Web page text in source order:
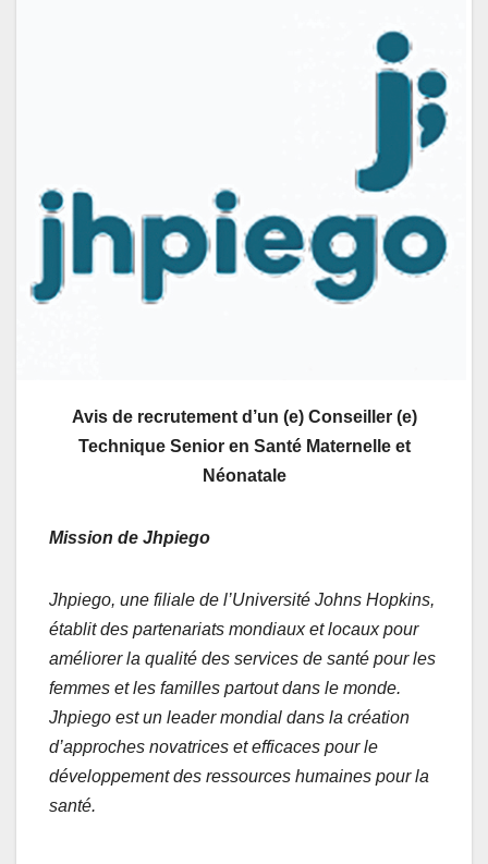
Avis de recrutement d’un (e) Conseiller (e)
Technique Senior en Santé Maternelle et
Néonatale
Mission de Jhpiego
Jhpiego, une filiale de l’Université Johns Hopkins,
établit des partenariats mondiaux et locaux pour
améliorer la qualité des services de santé pour les
femmes et les familles partout dans le monde.
Jhpiego est un leader mondial dans la création
d’approches novatrices et efficaces pour le
développement des ressources humaines pour la
santé.